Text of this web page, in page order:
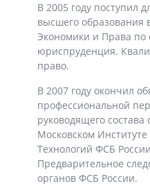
В 2005 году поступил
высшего образования
Экономики и Права по
юриспруденция.
право.
В 2007 году окончил
профессиональной
руководящего
Московском
Технологий ФСБ
Предварительное
органов ФСБ России.